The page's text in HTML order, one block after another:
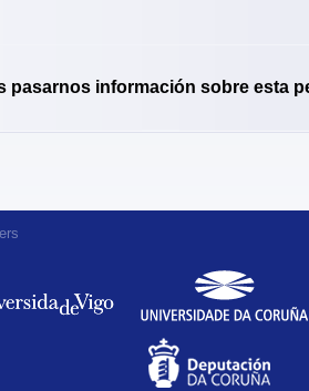
pasarnos información sobre esta